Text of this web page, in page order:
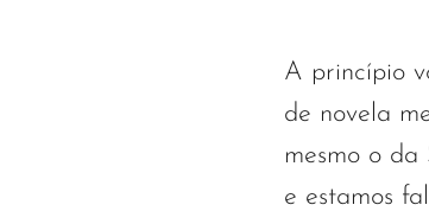
A princípio
de novela
mesmo o
e estamos